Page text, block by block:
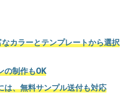
カラーとテンプレートから選択
の制作もOK
は、無料サンプル送付も対応